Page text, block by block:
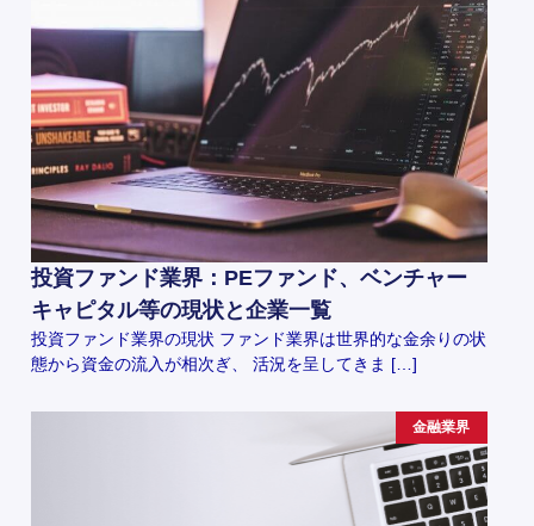
投資ファンド業界：PEファンド、ベンチャー
キャピタル等の現状と企業一覧
投資ファンド業界の現状 ファンド業界は世界的な金余りの状
態から資金の流入が相次ぎ、 活況を呈してきま […]
金融業界